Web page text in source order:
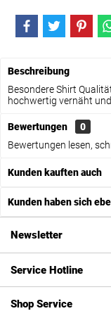
Beschreibung
Besondere Shirt
hochwertig vernäht und
Bewertungen
0
Bewertungen lesen,
Kunden kauften auch
Kunden haben sich
Newsletter
Service Hotline
Shop Service